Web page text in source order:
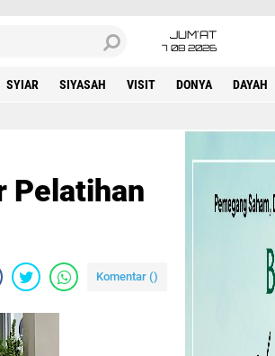
JUM'AT
7 08 2026
SYIAR SIYASAH VISIT DONYA DAYAH
Pelatihan
Komentar ()